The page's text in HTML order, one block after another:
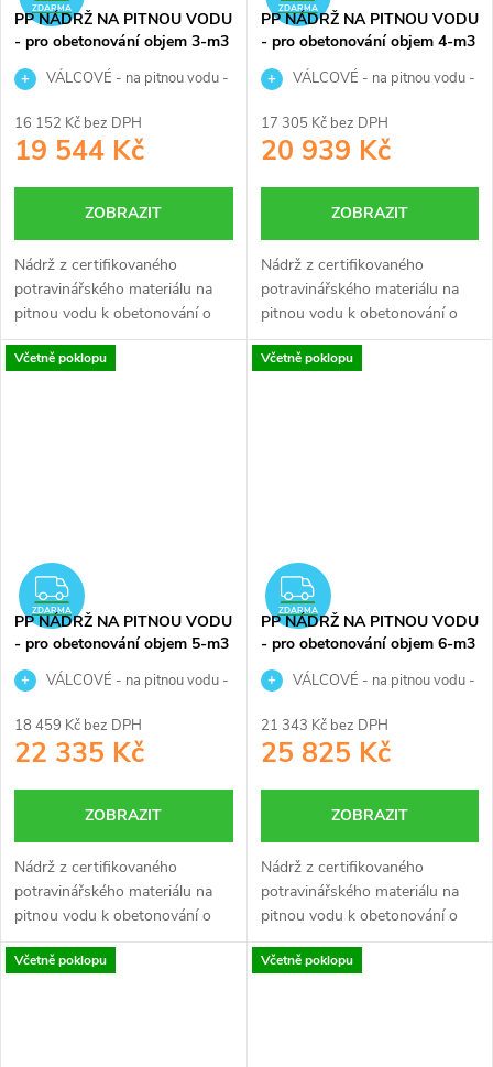
ZDARMA
PP NÁDRŽ NA PITNOU VODU
- pro obetonování objem 3-m3
VÁLCOVÉ - na pitnou vodu -
16 152 Kč bez DPH
19 544 Kč
ZOBRAZIT
Nádrž z certifikovaného
potravinářského materiálu na
pitnou vodu k obetonování o
objemu 3 m3 je určena ke
skladování pitné vody.
ZDARMA
PP NÁDRŽ NA PITNOU VODU
- pro obetonování objem 4-m3
VÁLCOVÉ - na pitnou vodu -
17 305 Kč bez DPH
20 939 Kč
ZOBRAZIT
Nádrž z certifikovaného
potravinářského materiálu na
pitnou vodu k obetonování o
objemu 4 m3 je určena ke
skladování pitné vody.
Včetně poklopu
ZDARMA
ZDARMA
PP NÁDRŽ NA PITNOU VODU
- pro obetonování objem 5-m3
VÁLCOVÉ - na pitnou vodu -
18 459 Kč bez DPH
22 335 Kč
ZOBRAZIT
Nádrž z certifikovaného
potravinářského materiálu na
pitnou vodu k obetonování o
objemu 5 m3 je určena ke
skladování pitné vody.
Včetně poklopu
ZDARMA
ZDARMA
PP NÁDRŽ NA PITNOU VODU
- pro obetonování objem 6-m3
VÁLCOVÉ - na pitnou vodu -
21 343 Kč bez DPH
25 825 Kč
ZOBRAZIT
Nádrž z certifikovaného
potravinářského materiálu na
pitnou vodu k obetonování o
objemu 6 m3 je určena ke
skladování pitné vody.
Včetně poklopu Včetně poklopu